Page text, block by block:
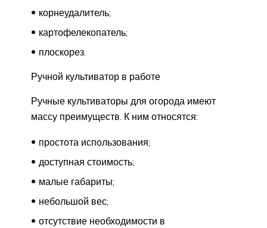
корнеудалитель;
картофелекопатель;
плоскорез.
Ручной культиватор в работе
Ручные культиваторы для огорода имеют
массу преимуществ. К ним относятся:
простота использования;
доступная стоимость;
малые габариты;
небольшой вес;
отсутствие необходимости в